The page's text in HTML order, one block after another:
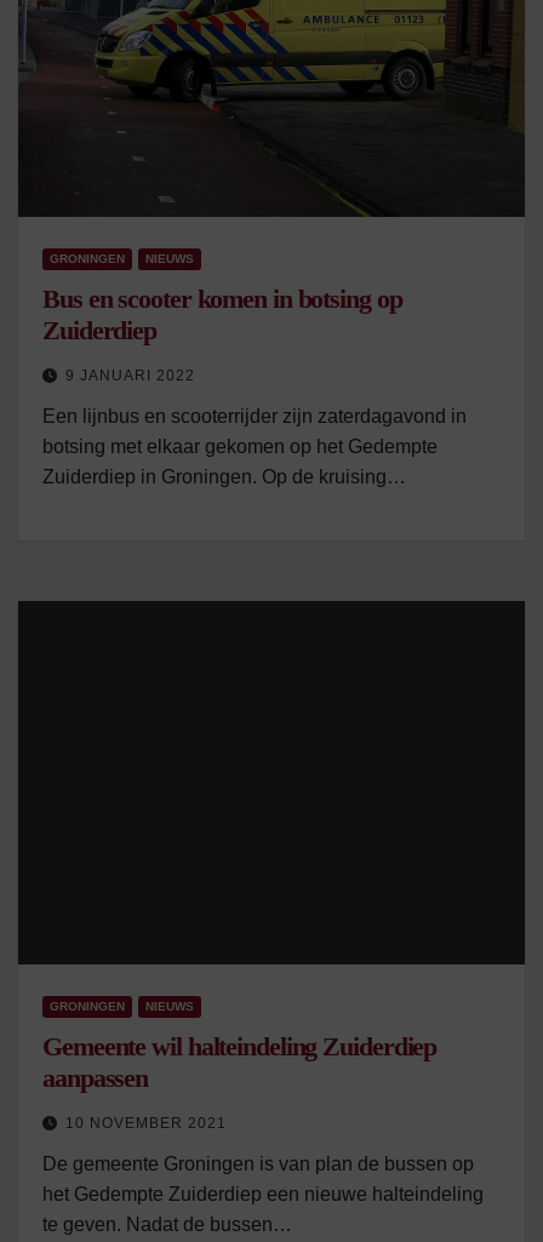
GRONINGEN NIEUWS
Bus en scooter komen in botsing op
Zuiderdiep
9 JANUARI 2022
Een lijnbus en scooterrijder zijn zaterdagavond in
botsing met elkaar gekomen op het Gedempte
Zuiderdiep in Groningen. Op de kruising…
GRONINGEN NIEUWS
Gemeente wil halteindeling Zuiderdiep
aanpassen
10 NOVEMBER 2021
De gemeente Groningen is van plan de bussen op
het Gedempte Zuiderdiep een nieuwe halteindeling
te geven. Nadat de bussen…